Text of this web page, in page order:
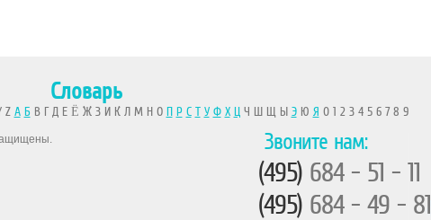
Словарь
Z А БВ Г Д Е Ё Ж З И К Л М Н О П Р С Т У Ф Х ЦЧ Ш Щ Ы ЭЮ Я 0 1 2 3 4 5 6 7 8 9
Звоните нам:
(495) 684 - 51 - 11
(495) 684 - 49 - 81